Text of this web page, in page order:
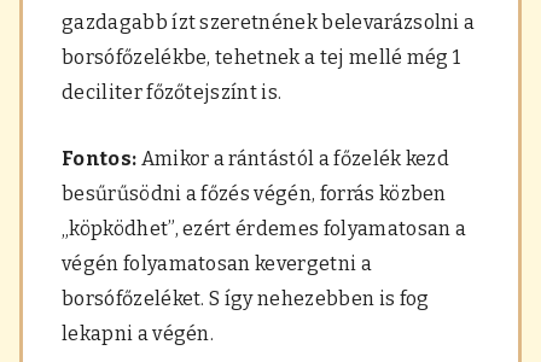
gazdagabb ízt szeretnének belevarázsolni a
borsófőzelékbe, tehetnek a tej mellé még 1
deciliter főzőtejszínt is.
Fontos: Amikor a rántástól a főzelék kezd
besűrűsödni a főzés végén, forrás közben
„köpködhet”, ezért érdemes folyamatosan a
végén folyamatosan kevergetni a
borsófőzeléket. S így nehezebben is fog
lekapni a végén.